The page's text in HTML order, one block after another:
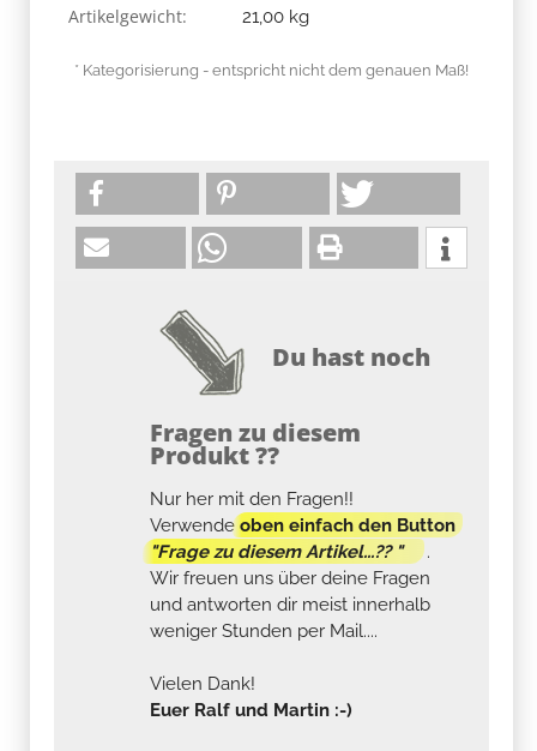
Artikelgewicht: 21,00 kg
* Kategorisierung - entspricht nicht dem genauen Maß!
Du hast noch
Fragen zu diesem
Produkt ??
Nur her mit den Fragen!!
Verwendeoben einfach den Button
"Frage zu diesem Artikel...?? "
.
Wir freuen uns über deine Fragen
und antworten dir meist innerhalb
weniger Stunden per Mail....
Vielen Dank!
Euer Ralf und Martin :-)